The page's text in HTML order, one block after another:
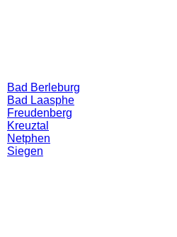
Bad Berleburg
Bad Laasphe
Freudenberg
Kreuztal
Netphen
Siegen